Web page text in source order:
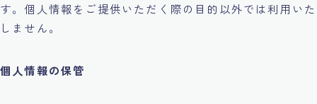
す。個人情報をご提供いただく際の目的以外では利用いた
しません。
個人情報の保管